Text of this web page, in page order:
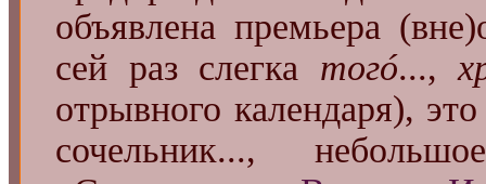
объявлена премьера
сей раз слегка тогó...,
отрывного календаря),
сочельник...,